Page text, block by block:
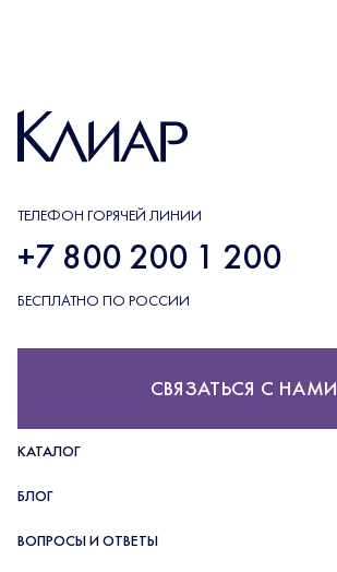
ТЕЛЕФОН ГОРЯЧЕЙ ЛИНИИ
+7 800 200 1 200
БЕСПЛАТНО ПО РОССИИ
СВЯЗАТЬСЯ С НАМИ
КАТАЛОГ
БЛОГ
ВОПРОСЫ И ОТВЕТЫ